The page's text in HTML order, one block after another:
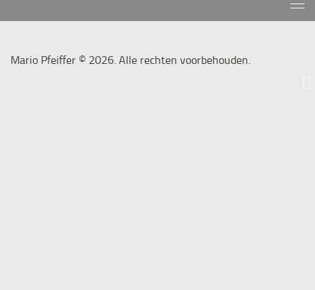
Mario Pfeiffer © 2026. Alle rechten voorbehouden.